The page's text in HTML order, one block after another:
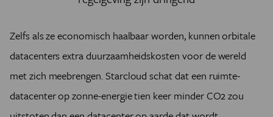
Zelfs als ze economisch haalbaar worden, kunnen orbitale
datacenters extra duurzaamheidskosten voor de wereld
met zich meebrengen. Starcloud schat dat een ruimte-
datacenter op zonne-energie tien keer minder CO2 zou